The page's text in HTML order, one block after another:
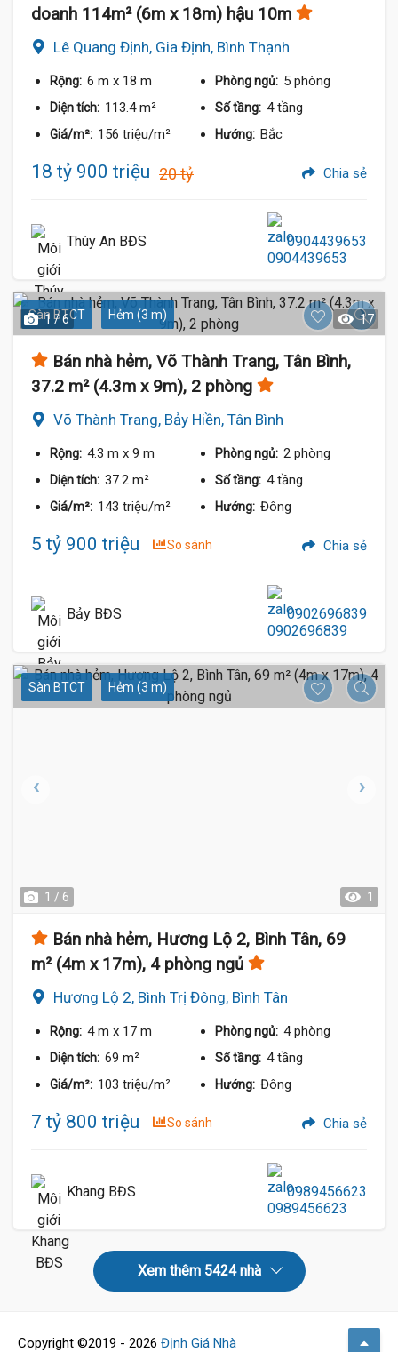
doanh 114m² (6m x 18m) hậu 10m
Lê Quang Định, Gia Định, Bình Thạnh
Rộng: 6 m x 18 m Phòng ngủ: 5 phòng
Diện tích: 113.4 m² Số tầng: 4 tầng
Giá/m²: 156 triệu/m² Hướng: Bắc
18 tỷ 900 triệu 20 tỷ Chia sẻ
Thúy An BĐS 0904439653
Sàn BTCT Hẻm (3 m)
1 / 6 17
Bán nhà hẻm, Võ Thành Trang, Tân Bình,
37.2 m² (4.3m x 9m), 2 phòng
Võ Thành Trang, Bảy Hiền, Tân Bình
Rộng: 4.3 m x 9 m Phòng ngủ: 2 phòng
Diện tích: 37.2 m² Số tầng: 4 tầng
Giá/m²: 143 triệu/m² Hướng: Đông
5 tỷ 900 triệu So sánh Chia sẻ
Bảy BĐS 0902696839
Sàn BTCT Hẻm (3 m)
1 / 6 1
Bán nhà hẻm, Hương Lộ 2, Bình Tân, 69
m² (4m x 17m), 4 phòng ngủ
Hương Lộ 2, Bình Trị Đông, Bình Tân
Rộng: 4 m x 17 m Phòng ngủ: 4 phòng
Diện tích: 69 m² Số tầng: 4 tầng
Giá/m²: 103 triệu/m² Hướng: Đông
7 tỷ 800 triệu So sánh Chia sẻ
Khang BĐS 0989456623
Xem thêm 5424 nhà
Copyright ©2019 - 2026 Định Giá Nhà